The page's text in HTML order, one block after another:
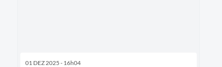
01 DEZ 2025 - 16h04